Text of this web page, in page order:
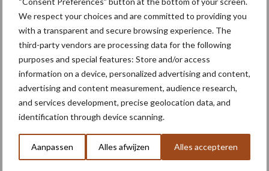
We respect your choices and are committed to providing you
with a transparent and secure browsing experience. The
third-party vendors are processing data for the following
purposes and special features: Store and/or access
information on a device, personalized advertising and content,
advertising and content measurement, audience research,
and services development, precise geolocation data, and
identification through device scanning.
Aanpassen Alles afwijzen Alles accepteren
Aanbevolen voor jou! duurzaam
ondernemen
Bruggen bouwen naar Oost-
Europa